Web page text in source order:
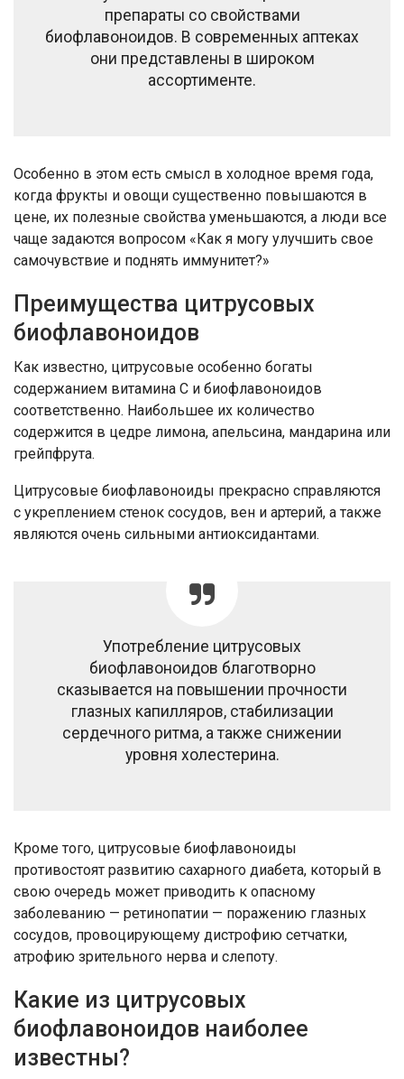
препараты со свойствами
биофлавоноидов. В современных аптеках
они представлены в широком
ассортименте.
Особенно в этом есть смысл в холодное время года,
когда фрукты и овощи существенно повышаются в
цене, их полезные свойства уменьшаются, а люди все
чаще задаются вопросом «Как я могу улучшить свое
самочувствие и поднять иммунитет?»
Преимущества цитрусовых
биофлавоноидов
Как известно, цитрусовые особенно богаты
содержанием витамина С и биофлавоноидов
соответственно. Наибольшее их количество
содержится в цедре лимона, апельсина, мандарина или
грейпфрута.
Цитрусовые биофлавоноиды прекрасно справляются
с укреплением стенок сосудов, вен и артерий, а также
являются очень сильными антиоксидантами.
Употребление цитрусовых
биофлавоноидов благотворно
сказывается на повышении прочности
глазных капилляров, стабилизации
сердечного ритма, а также снижении
уровня холестерина.
Кроме того, цитрусовые биофлавоноиды
противостоят развитию сахарного диабета, который в
свою очередь может приводить к опасному
заболеванию — ретинопатии — поражению глазных
сосудов, провоцирующему дистрофию сетчатки,
атрофию зрительного нерва и слепоту.
Какие из цитрусовых
биофлавоноидов наиболее
известны?